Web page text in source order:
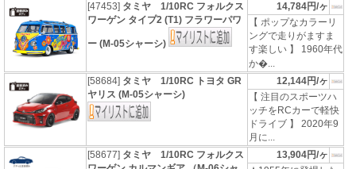
[47453] タミヤ 1/10RC フォルクス
ワーゲン タイプ2 (T1) フラワーパワ
ー (M-05シャーシ)
14,784円/ヶ
【 ポップなカラーリ
ングで走りがますま
す楽しい 】 1960年代
か�...
[58684] タミヤ 1/10RC トヨタ GR
ヤリス (M-05シャーシ)
12,144円/ヶ
【 注目のスポーツハ
ッチをRCカーで軽快
ドライブ 】 2020年9
月に...
[58677] タミヤ 1/10RC フォルクス
13,904円/ヶ